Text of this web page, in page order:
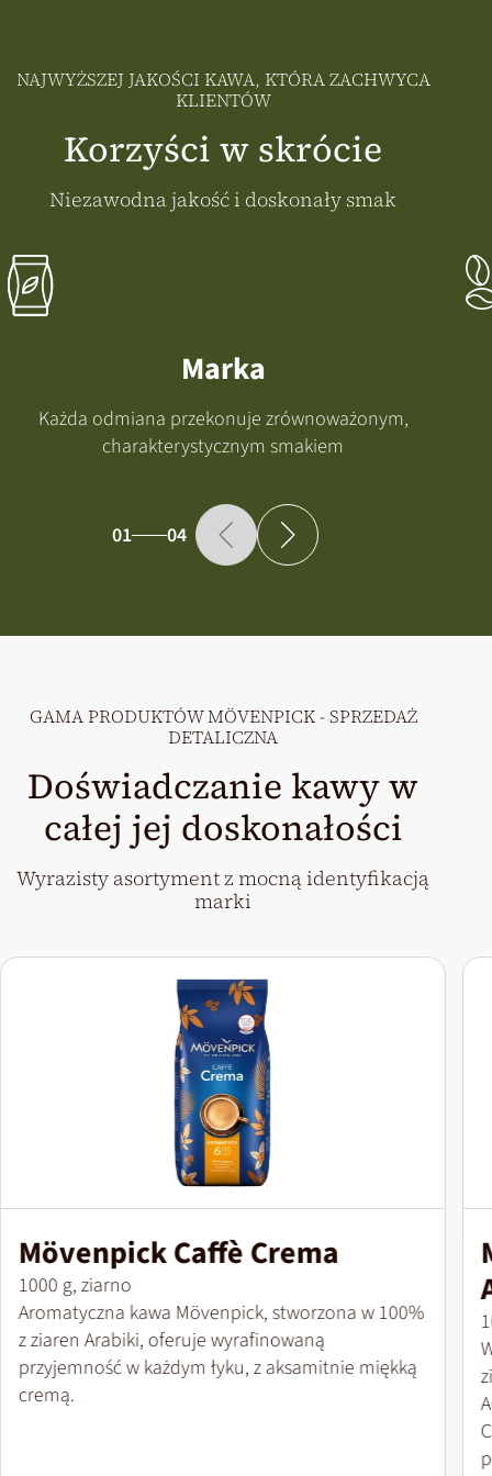
NAJWYŻSZEJ JAKOŚCI KAWA, KTÓRA ZACHWYCA
KLIENTÓW
Korzyści w skrócie
Niezawodna jakość i doskonały smak
Marka
Każda odmiana przekonuje zrównoważonym,
charakterystycznym smakiem
01 04
GAMA PRODUKTÓW MÖVENPICK - SPRZEDAŻ
DETALICZNA
Doświadczanie kawy w
całej jej doskonałości
Wyrazisty asortyment z mocną identyfikacją
marki
Mövenpick Caffè Crema
Wielkość opakowania
1000 g, ziarno
Aromatyczna kawa Mövenpick, stworzona w 100%
z ziaren Arabiki, oferuje wyrafinowaną
przyjemność w każdym łyku, z aksamitnie miękką
cremą.